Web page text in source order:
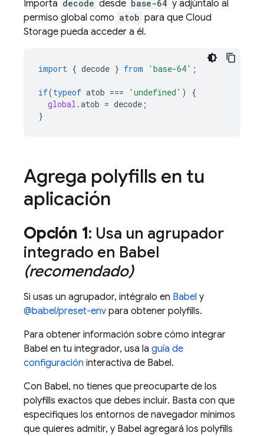
Importa decode desde base-64 y adjúntalo al
permiso global como atob para que Cloud
Storage pueda acceder a él.
import { decode } from 'base-64' ;
if(typeof atob === 'undefined' )
{
global .atob = decode ;
}
Agrega polyfills en tu
aplicación
Opción 1: Usa un agrupador
integrado en Babel
(recomendado)
Si usas un agrupador, intégralo en Babel y
@babel/preset-env para obtener polyfills.
Para obtener información sobre cómo integrar
Babel en tu integrador, usa la guía de
configuración interactiva de Babel.
Con Babel, no tienes que preocuparte de los
polyfills exactos que debes incluir. Basta con que
especifiques los entornos de navegador mínimos
que quieres admitir, y Babel agregará los polyfills